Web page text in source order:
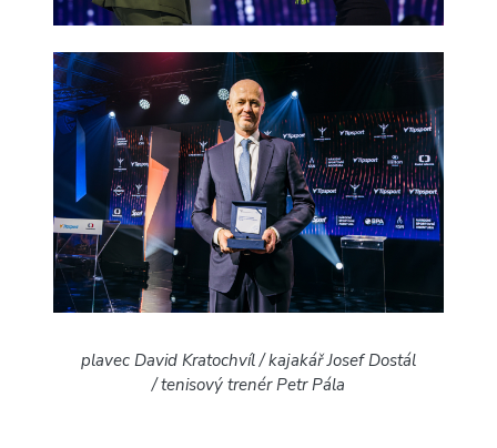
plavec David Kratochvíl /kajakář Josef Dostál
/tenisový trenér Petr Pála